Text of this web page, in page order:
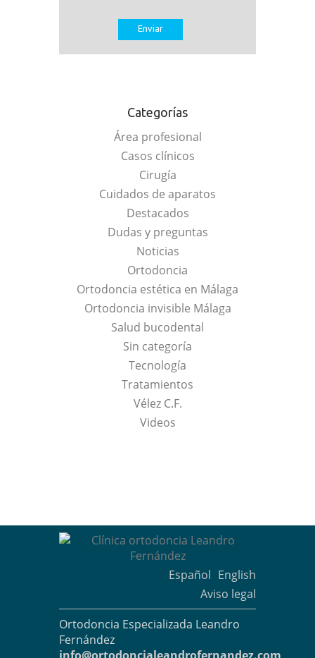
Categorías
Área profesional
Casos clínicos
Cirugía
Cuidados de aparatos
Destacados
Dudas y preguntas
Noticias
Ortodoncia
Ortodoncia estética en Málaga
Ortodoncia invisible Málaga
Salud bucodental
Sin categoría
Tecnología
Tratamientos
Vélez C.F.
Videos
Español English
Aviso legal
Ortodoncia Especializada Leandro
Fernández